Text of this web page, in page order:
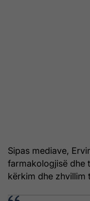
Sipas mediave,
farmakologjisë dhe
kërkim dhe zhvillim